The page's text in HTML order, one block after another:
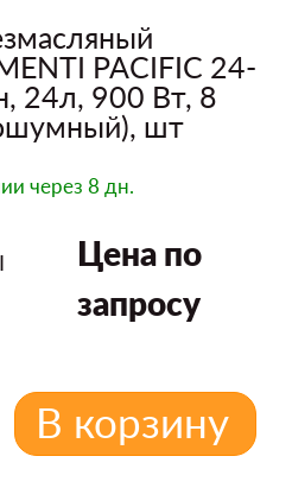
PACIFIC 24-
24л, 900 Вт, 8
шт
через 8 дн.
Цена по
запросу
В корзину